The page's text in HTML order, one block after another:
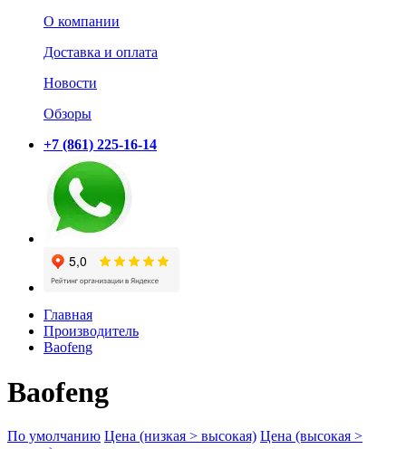
О компании
Доставка и оплата
Новости
Обзоры
+7 (861) 225-16-14
Главная
Производитель
Baofeng
Baofeng
По умолчанию Цена (низкая > высокая) Цена (высокая >